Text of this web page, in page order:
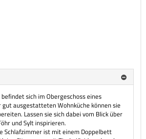
sich im Obergeschoss eines
gut ausgestatteten Wohnküche können sie
Lassen sie sich dabei vom Blick über
und Sylt inspirieren.
Schlafzimmer ist mit einem Doppelbett